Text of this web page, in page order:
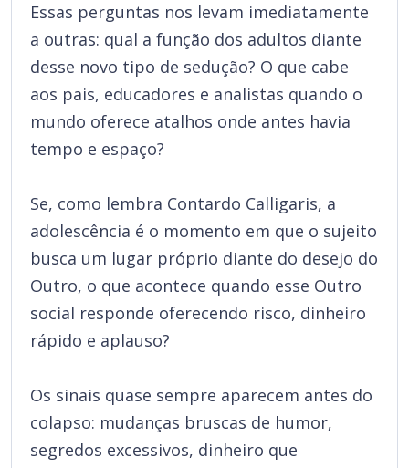
Essas perguntas nos levam imediatamente
a outras: qual a função dos adultos diante
desse novo tipo de sedução? O que cabe
aos pais, educadores e analistas quando o
mundo oferece atalhos onde antes havia
tempo e espaço?
Se, como lembra Contardo Calligaris, a
adolescência é o momento em que o sujeito
busca um lugar próprio diante do desejo do
Outro, o que acontece quando esse Outro
social responde oferecendo risco, dinheiro
rápido e aplauso?
Os sinais quase sempre aparecem antes do
colapso: mudanças bruscas de humor,
segredos excessivos, dinheiro que